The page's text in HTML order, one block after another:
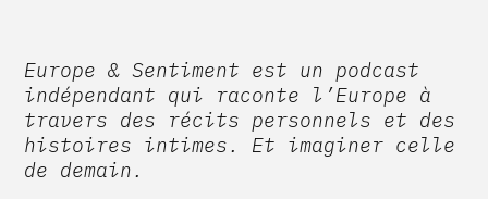
Europe & Sentiment est un podcast
indépendant qui raconte l’Europe à
travers des récits personnels et des
histoires intimes. Et imaginer celle
de demain.